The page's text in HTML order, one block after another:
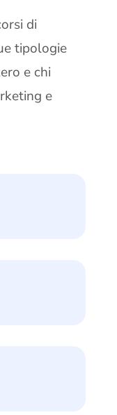
di
tipologie
e chi
e